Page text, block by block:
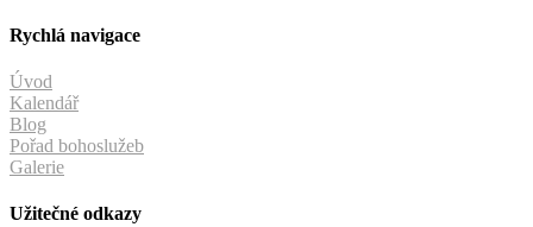
Rychlá navigace
Úvod
Kalendář
Blog
Pořad bohoslužeb
Galerie
Užitečné odkazy